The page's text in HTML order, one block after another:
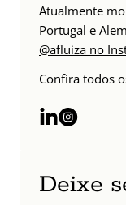
Atualmente
Portugal e
@afluiza no
Confira todos
Deixe